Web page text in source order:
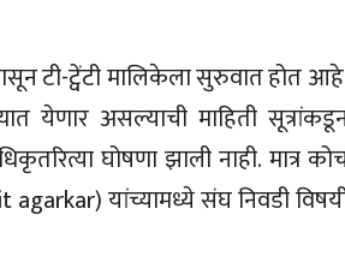
टी-ट्वेंटी मालिकेला सुरुवात होत
येणार असल्याची माहिती
घोषणा झाली नाही. मात्र
यांच्यामध्ये संघ निवडी